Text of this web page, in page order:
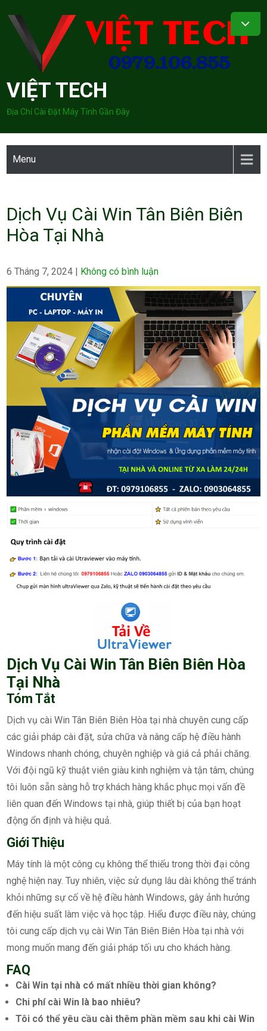
content
VIỆT TECH
Địa Chỉ Cài Đặt Máy Tính Gần Đây
Menu
Dịch Vụ Cài Win Tân Biên Biên
Hòa Tại Nhà
6 Tháng 7, 2024 | Không có bình luận
Dịch Vụ Cài Win Tân Biên Biên Hòa
Tại Nhà
Tóm Tắt
Dịch vụ cài Win Tân Biên Biên Hòa tại nhà chuyên cung cấp
các giải pháp cài đặt, sửa chữa và nâng cấp hệ điều hành
Windows nhanh chóng, chuyên nghiệp và giá cả phải chăng.
Với đội ngũ kỹ thuật viên giàu kinh nghiệm và tận tâm, chúng
tôi luôn sẵn sàng hỗ trợ khách hàng khắc phục mọi vấn đề
liên quan đến Windows tại nhà, giúp thiết bị của bạn hoạt
động ổn định và hiệu quả.
Giới Thiệu
Máy tính là một công cụ không thể thiếu trong thời đại công
nghệ hiện nay. Tuy nhiên, việc sử dụng lâu dài không thể tránh
khỏi những sự cố về hệ điều hành Windows, gây ảnh hưởng
đến hiệu suất làm việc và học tập. Hiểu được điều này, chúng
tôi cung cấp dịch vụ cài Win Tân Biên Biên Hòa tại nhà với
mong muốn mang đến giải pháp tối ưu cho khách hàng.
FAQ
Cài Win tại nhà có mất nhiều thời gian không?
Chi phí cài Win là bao nhiêu?
Tôi có thể yêu cầu cài thêm phần mềm sau khi cài Win